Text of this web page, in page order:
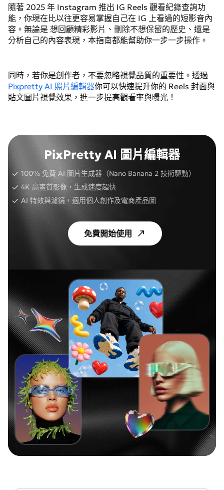
隨著 2025 年 Instagram 推出 IG Reels 觀看紀錄查詢功
能，你現在比以往更容易掌握自己在 IG 上看過的短影音內
容。無論是 想回顧精彩影片、刪除不想保留的歷史、還是
分析自己的內容表現，本指南都能幫助你一步一步操作。
同時，若你是創作者，不要忽略視覺品質的重要性。透過
Pixpretty AI 照片編輯器你可以快速提升你的 Reels 封面與
貼文圖片視覺效果，進一步提高觀看率與曝光！
PixPretty AI 圖片編輯器
100% 免費 AI 圖片生成器（Nano Banana 2 技術驅動）
4K 高畫質影像，生成速度超快
AI 特效與濾鏡，適用個人創作及電商產品圖
免費開始使用